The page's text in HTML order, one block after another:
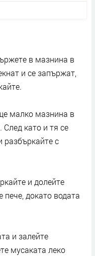
в мазнина в
и се запържат,
малко мазнина в
като и тя се
разбъркайте с
и долейте
докато водата
и залейте
мусаката леко